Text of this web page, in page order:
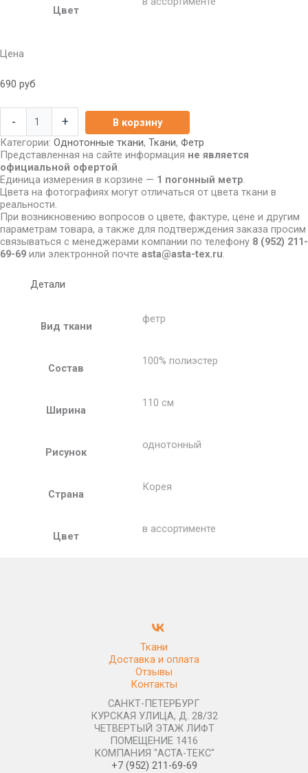
Цвет
Цена
690 руб
- +
В корзину
Категории: Однотонные ткани, Ткани, Фетр
Представленная на сайте информация не является
официальной офертой.
Единица измерения в корзине — 1 погонный метр.
Цвета на фотографиях могут отличаться от цвета ткани в
реальности.
При возникновению вопросов о цвете, фактуре, цене и другим
параметрам товара, а также для подтверждения заказа просим
связываться с менеджерами компании по телефону 8 (952) 211-
69-69 или электронной почте asta@asta-tex.ru.
Детали
Вид ткани
фетр
Состав
100% полиэстер
Ширина
110 см
Рисунок
однотонный
Страна
Корея
Цвет
в ассортименте
Ткани
Доставка и оплата
Отзывы
Контакты
САНКТ-ПЕТЕРБУРГ
КУРСКАЯ УЛИЦА, Д. 28/32
ЧЕТВЕРТЫЙ ЭТАЖ ЛИФТ
ПОМЕЩЕНИЕ 1416
КОМПАНИЯ "АСТА-ТЕКС"
+7 (952) 211-69-69